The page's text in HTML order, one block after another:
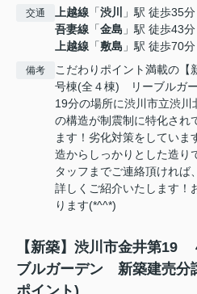
交通 上越線 「渋川
」駅 徒歩35分
吾妻線 「金島 」駅 徒歩43分
上越線 「敷島 」駅 徒歩70分
備考
こだわりポイント満載の
号棟(全４棟) リーブルガ
19分の場所に渋川市立渋
の構造が制震制に特化され
ます！劣化対策をしていま
造からしっかりとした造り
タッフまでご連絡頂ければ
詳しくご紹介いたします！
ります(*^^*)
【新築】渋川市金井第
ブルガーデン 新築建売分